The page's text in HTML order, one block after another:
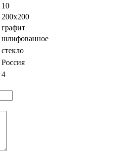
10
200х200
графит
шлифованное
стекло
Россия
4